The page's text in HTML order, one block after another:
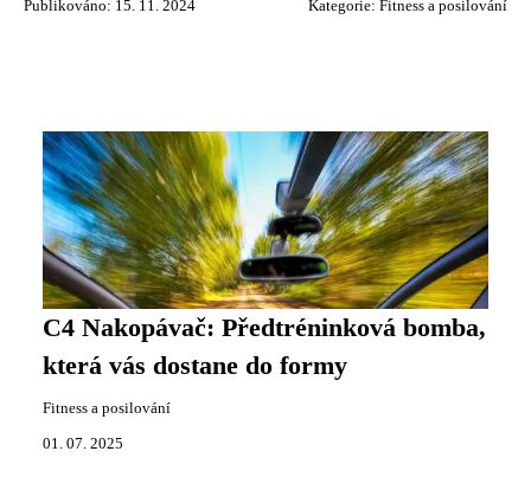
Publikováno: 15. 11. 2024 Kategorie: Fitness a posilování
C4 Nakopávač: Předtréninková bomba,
která vás dostane do formy
Fitness a posilování
01. 07. 2025